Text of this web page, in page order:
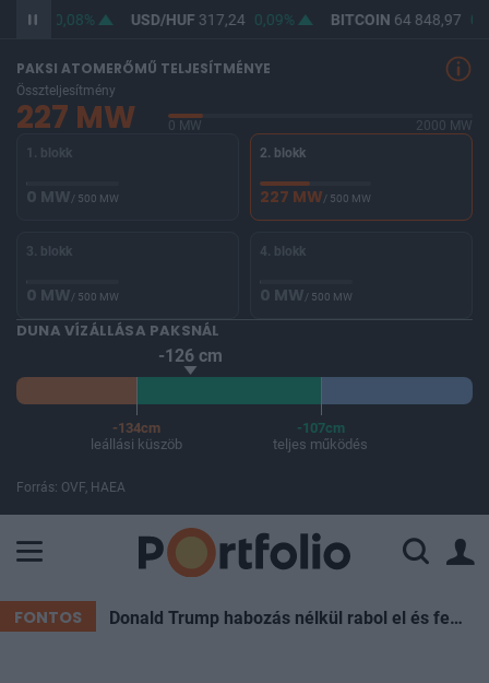
0,08% USD/HUF317,24 0,09% BITCOIN64 848,97
PAKSI ATOMERŐMŰ TELJESÍTMÉNYE
Összteljesítmény
227 MW 0 MW
2000 MW
1. blokk
0 MW/ 500 MW
2. blokk
227 MW/ 500 MW
3. blokk
0 MW/ 500 MW
4. blokk
0 MW/ 500 MW
DUNA VÍZÁLLÁSA PAKSNÁL
-126 cm
-134cm
leállási küszöb
-107cm
teljes működés
Forrás: OVF, HAEA
FONTOS Donald Trump habozás nélkül rabol el és fenyeget baloldali vezetőket: mégis akad egy diktátor, aki eddig simán megúszta